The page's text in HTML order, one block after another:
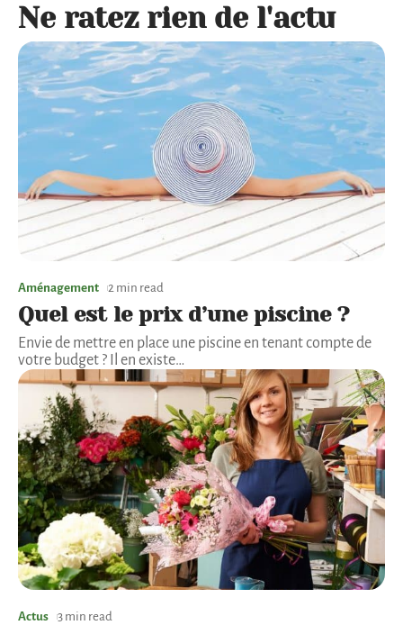
Ne ratez rien de l'actu
Aménagement 2 min read
Quel est le prix d’une piscine ?
Envie de mettre en place une piscine en tenant compte de
votre budget ? Il en existe…
Actus 3 min read